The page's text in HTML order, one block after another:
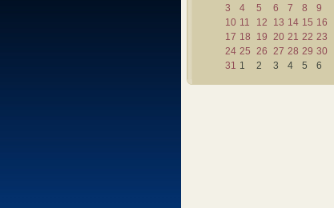
3
4 5 6 7 8
9
10 11 12 13 14 15 16
17 18 19 20 21 22 23
24 25 26 27 28 29 30
31 1 2 3 4 5 6